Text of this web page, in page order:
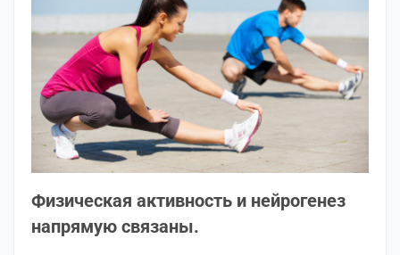
Физическая активность и нейрогенез
напрямую связаны.